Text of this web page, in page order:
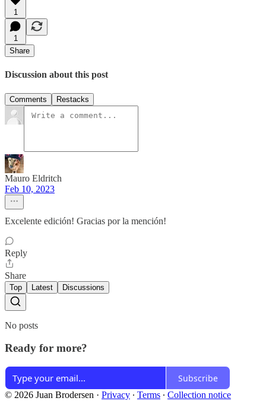
1
1
Share
Discussion about this post
Comments Restacks
Mauro Eldritch
Feb 10, 2023
Excelente edición! Gracias por la mención!
Reply
Share
Top Latest Discussions
No posts
Ready for more?
Subscribe
© 2026 Juan Brodersen · Privacy ∙ Terms ∙ Collection notice